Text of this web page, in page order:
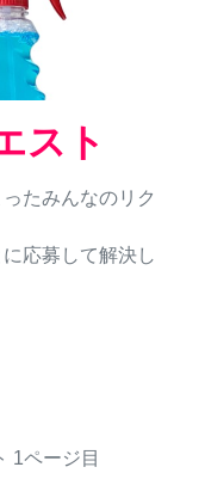
スト
たみんなのリク
応募して解決し
1ページ目